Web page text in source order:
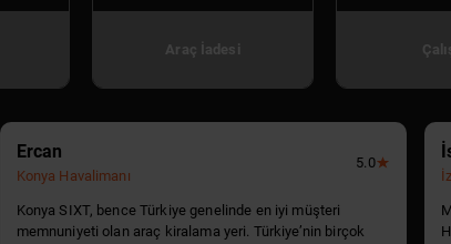
Araç İadesi
Ercan
Konya Havalimanı
5.0
Konya SIXT, bence Türkiye genelinde en iyi müşteri
memnuniyeti olan araç kiralama yeri. Türkiye’nin birçok